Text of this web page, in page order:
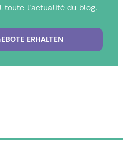
toute l'actualité du blog.
ERHALTEN